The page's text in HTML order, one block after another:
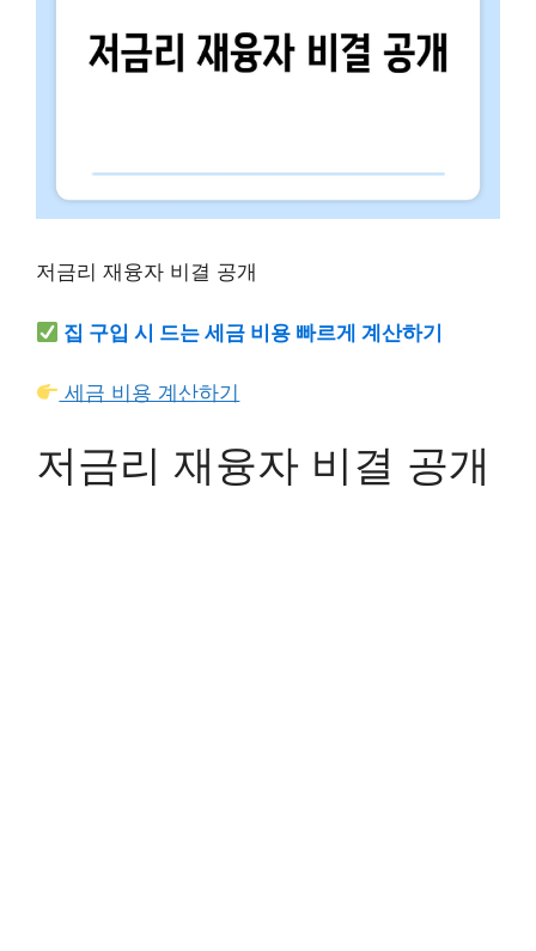
저금리 재융자 비결 공개
집 구입 시 드는 세금 비용 빠르게 계산하기
세금 비용 계산하기
저금리 재융자 비결 공개